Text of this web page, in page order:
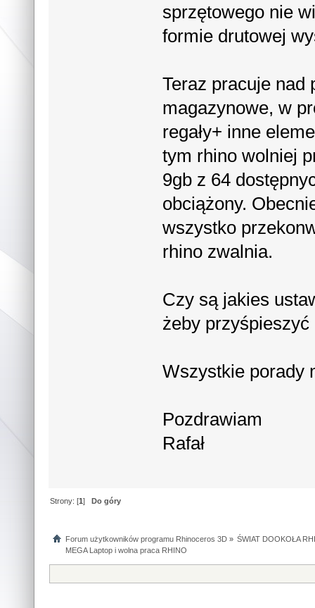
sprzętowego nie
formie drutowej
Teraz pracuje nad
magazynowe, w
regały+ inne
tym rhino wolniej
9gb z 64
obciążony.
wszystko
rhino zwalnia.
Czy są jakies
żeby przyśpieszyć
Wszystkie porady
Pozdrawiam
Rafał
Strony: [1]Do góry
Forum użytkowników programu Rhinoceros 3D» ŚWIAT DOOKOŁA
MEGA Laptop i wolna praca RHINO